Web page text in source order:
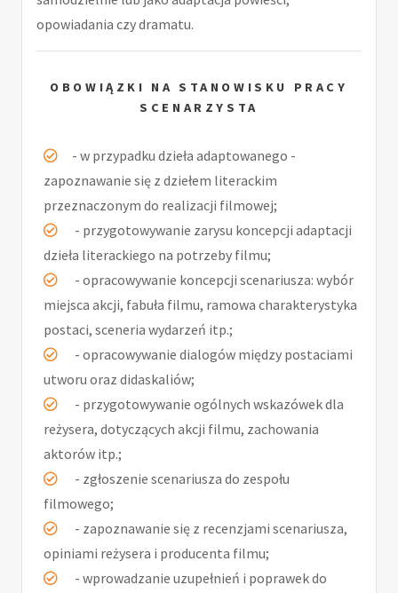
opowiadania czy dramatu.
OBOWIĄZKI NA STANOWISKU PRACY
SCENARZYSTA
- w przypadku dzieła adaptowanego -
zapoznawanie się z dziełem literackim
przeznaczonym do realizacji filmowej;
- przygotowywanie zarysu koncepcji adaptacji
dzieła literackiego na potrzeby filmu;
- opracowywanie koncepcji scenariusza: wybór
miejsca akcji, fabuła filmu, ramowa charakterystyka
postaci, sceneria wydarzeń itp.;
- opracowywanie dialogów między postaciami
utworu oraz didaskaliów;
- przygotowywanie ogólnych wskazówek dla
reżysera, dotyczących akcji filmu, zachowania
aktorów itp.;
- zgłoszenie scenariusza do zespołu
filmowego;
- zapoznawanie się z recenzjami scenariusza,
opiniami reżysera i producenta filmu;
- wprowadzanie uzupełnień i poprawek do